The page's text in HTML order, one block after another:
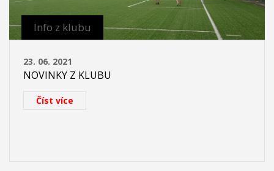
Info z klubu
23. 06. 2021
NOVINKY Z KLUBU
Číst více